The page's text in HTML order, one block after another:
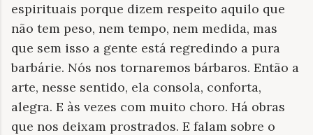
espirituais porque dizem respeito aquilo que
não tem peso, nem tempo, nem medida, mas
que sem isso a gente está regredindo a pura
barbárie. Nós nos tornaremos bárbaros. Então a
arte, nesse sentido, ela consola, conforta,
alegra. E às vezes com muito choro. Há obras
que nos deixam prostrados. E falam sobre o